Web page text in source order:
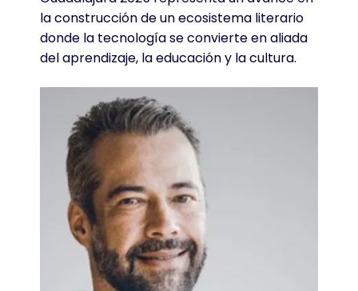
la construcción de un ecosistema literario
donde la tecnología se convierte en aliada
del aprendizaje, la educación y la cultura.